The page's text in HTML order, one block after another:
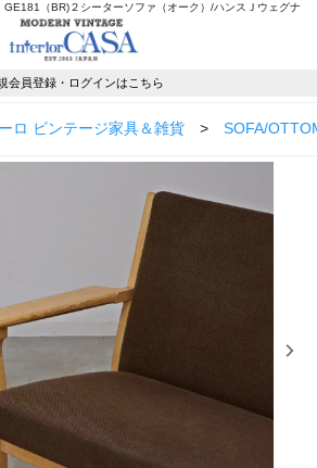
GE181（BR)２シーターソファ（オーク）/ハンスＪウェグナ
ージのインテリアカーサ
会員登録・ログインはこちら
ロ ビンテージ家具＆雑貨 > SOFA/